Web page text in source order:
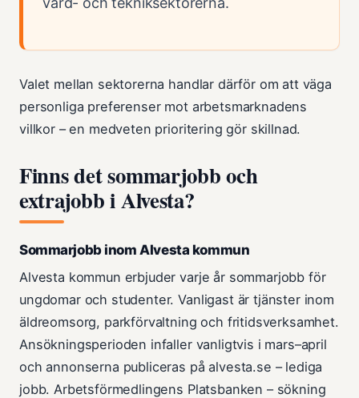
Valet mellan sektorerna handlar därför om att väga
personliga preferenser mot arbetsmarknadens
villkor – en medveten prioritering gör skillnad.
Finns det sommarjobb och
extrajobb i Alvesta?
Sommarjobb inom Alvesta kommun
Alvesta kommun erbjuder varje år sommarjobb för
ungdomar och studenter. Vanligast är tjänster inom
äldreomsorg, parkförvaltning och fritidsverksamhet.
Ansökningsperioden infaller vanligtvis i mars–april
och annonserna publiceras på alvesta.se – lediga
jobb. Arbetsförmedlingens Platsbanken – sökning